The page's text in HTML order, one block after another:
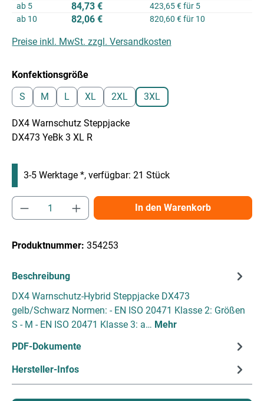
ab 5 84,73 €
423,65 € für 5
ab 10 82,06 € 820,60 € für 10
Preise inkl. MwSt. zzgl. Versandkosten
Konfektionsgrößeauswählen
S
M L XL 2XL 3XL
DX4 Warnschutz Steppjacke
DX473 YeBk 3 XL R
3-5 Werktage *, verfügbar: 21 Stück
Produkt Anzahl: Gib den gewünschten
In den Warenkorb
Produktnummer: 354253
Beschreibung
DX4 Warnschutz-Hybrid Steppjacke DX473
gelb/Schwarz Normen: - EN ISO 20471 Klasse 2: Größen
S - M - EN ISO 20471 Klasse 3: a… Mehr
PDF-Dokumente
Hersteller-Infos